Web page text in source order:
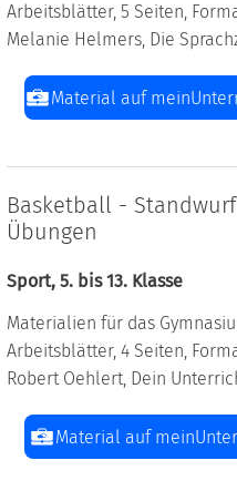
Arbeitsblätter, 5 Seiten,
Melanie Helmers, Die
Material auf
Basketball -
Übungen
Sport, 5. bis 13. Klasse
Materialien für das
Arbeitsblätter, 4 Seiten,
Robert Oehlert, Dein
Material auf